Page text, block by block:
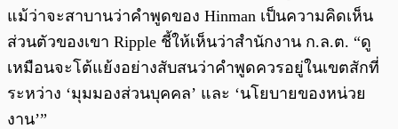
แม้ว่าจะสาบานว่าคำพูดของ Hinman เป็นความคิดเห็น
ส่วนตัวของเขา Ripple ชี้ให้เห็นว่าสำนักงาน ก.ล.ต. “ดู
เหมือนจะโต้แย้งอย่างสับสนว่าคำพูดควรอยู่ในเขตสักที่
ระหว่าง ‘มุมมองส่วนบุคคล’ และ ‘นโยบายของหน่วย
งาน’”